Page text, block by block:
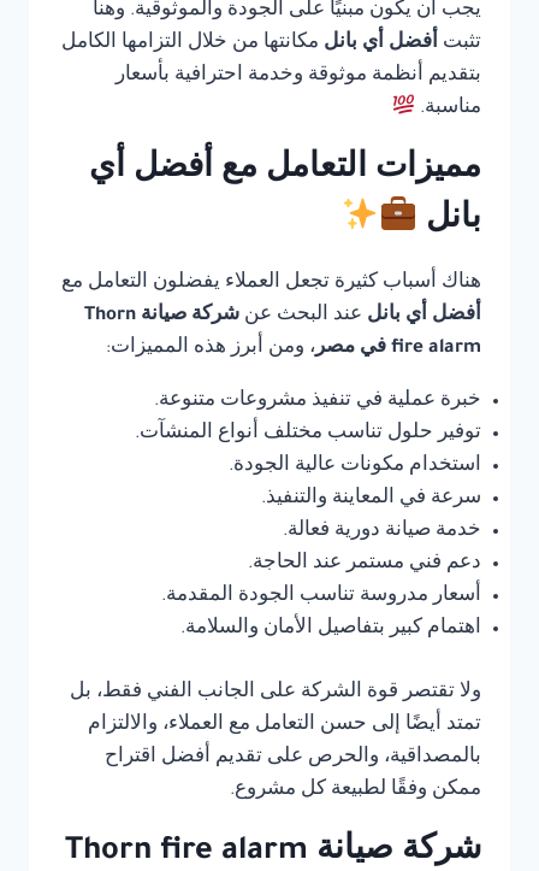
يجب أن يكون مبنيًا على الجودة والموثوقية. وهنا
تثبت أفضل أي بانل مكانتها من خلال التزامها الكامل
بتقديم أنظمة موثوقة وخدمة احترافية بأسعار
مناسبة.
مميزات التعامل مع أفضل أي
بانل
هناك أسباب كثيرة تجعل العملاء يفضلون التعامل مع
أفضل أي بانل عند البحث عن
شركة صيانة Thorn
fire alarm في مصر
، ومن أبرز هذه المميزات:
خبرة عملية في تنفيذ مشروعات متنوعة.
توفير حلول تناسب مختلف أنواع المنشآت.
استخدام مكونات عالية الجودة.
سرعة في المعاينة والتنفيذ.
خدمة صيانة دورية فعالة.
دعم فني مستمر عند الحاجة.
أسعار مدروسة تناسب الجودة المقدمة.
اهتمام كبير بتفاصيل الأمان والسلامة.
ولا تقتصر قوة الشركة على الجانب الفني فقط، بل
تمتد أيضًا إلى حسن التعامل مع العملاء، والالتزام
بالمصداقية، والحرص على تقديم أفضل اقتراح
ممكن وفقًا لطبيعة كل مشروع.
شركة صيانة Thorn fire alarm